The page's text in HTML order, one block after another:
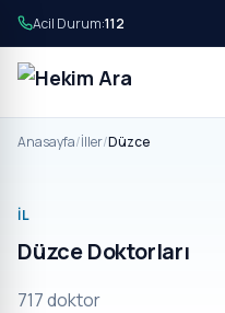
Acil Durum:112
Anasayfa/İller/Düzce
İL
Düzce Doktorları
717 doktor